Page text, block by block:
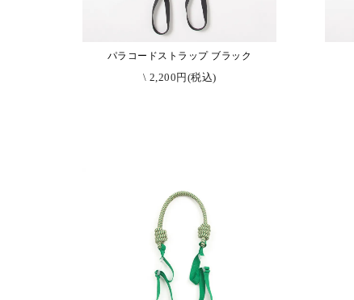
パラコードストラップ ブラック
\ 2,200円(税込)